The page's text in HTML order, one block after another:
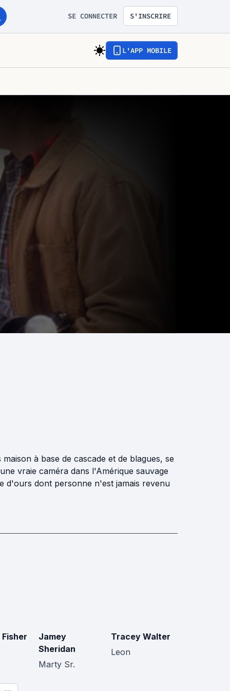
SE CONNECTER S'INSCRIRE
L'APP MOBILE
à base de cascade et de blagues, se
vraie caméra dans l'Amérique sauvage
d'ours dont personne n'est jamais revenu
Jamey
Sheridan
Marty Sr.
Tracey Walter
Leon